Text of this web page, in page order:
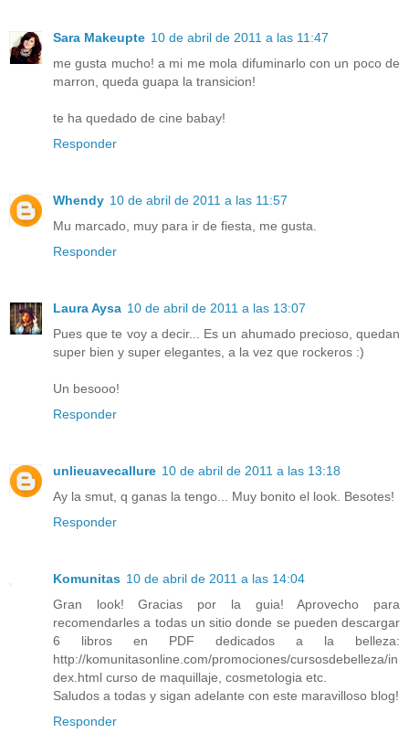
Sara Makeupte 10 de abril de 2011 a las 11:47
me gusta mucho! a mi me mola difuminarlo con un poco de
marron, queda guapa la transicion!
te ha quedado de cine babay!
Responder
Whendy 10 de abril de 2011 a las 11:57
Mu marcado, muy para ir de fiesta, me gusta.
Responder
Laura Aysa 10 de abril de 2011 a las 13:07
Pues que te voy a decir... Es un ahumado precioso, quedan
super bien y super elegantes, a la vez que rockeros :)
Un besooo!
Responder
unlieuavecallure 10 de abril de 2011 a las 13:18
Ay la smut, q ganas la tengo... Muy bonito el look. Besotes!
Responder
Komunitas 10 de abril de 2011 a las 14:04
Gran look! Gracias por la guia! Aprovecho para
recomendarles a todas un sitio donde se pueden descargar
6 libros en PDF dedicados a la belleza:
http://komunitasonline.com/promociones/cursosdebelleza/in
dex.html curso de maquillaje, cosmetologia etc.
Saludos a todas y sigan adelante con este maravilloso blog!
Responder